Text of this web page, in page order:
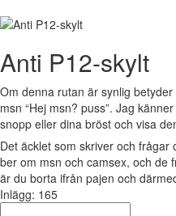
Anti P12-skylt
Om denna rutan är synlig
msn “Hej msn? puss”. Jag
snopp eller dina bröst och visa
Det äcklet som skriver och
ber om msn och camsex, och de
är du borta ifrån pajen och
Inlägg: 165